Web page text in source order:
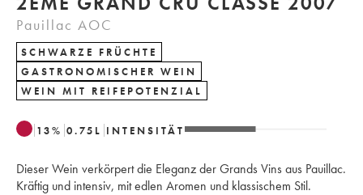
Pauillac AOC
SCHWARZE FRÜCHTE
GASTRONOMISCHER WEIN
WEIN MIT REIFEPOTENZIAL
13% 0.75 L INTENSITÄT
Dieser Wein verkörpert die Eleganz der Grands Vins aus Pauillac.
Kräftig und intensiv, mit edlen Aromen und klassischem Stil.